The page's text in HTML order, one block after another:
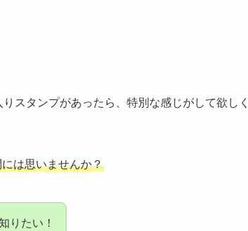
スタンプがあったら、特別な感じがして欲しく
は思いませんか？
りたい！